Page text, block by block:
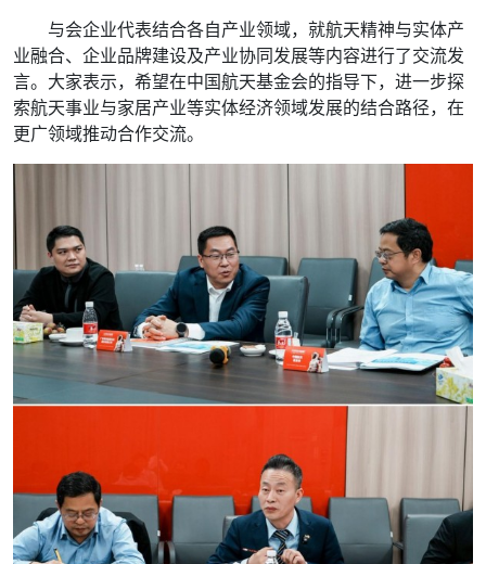
与会企业代表结合各自产业领域，就航天精神与实体产
业融合、企业品牌建设及产业协同发展等内容进行了交流发
言。大家表示，希望在中国航天基金会的指导下，进一步探
索航天事业与家居产业等实体经济领域发展的结合路径，在
更广领域推动合作交流。